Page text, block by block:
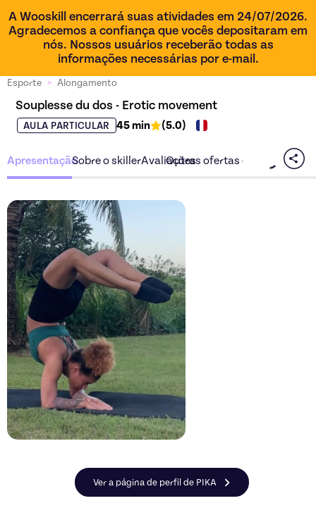
A Wooskill encerrará suas atividades em 24/07/2026.
Agradecemos a confiança que vocês depositaram em
nós. Nossos usuários receberão todas as
informações necessárias por e-mail.
Esporte > Alongamento
Souplesse du dos - Erotic movement
AULA PARTICULAR 45 min (5.0)
ApresentaçãoSobre o skillerAvaliações
Outras ofertas do skiller
Ver a página de perfil de PIKA